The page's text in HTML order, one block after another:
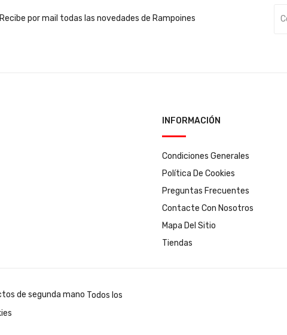
Recibe por mail todas las novedades de Rampoines
INFORMACIÓN
Condiciones Generales
Política De Cookies
Preguntas Frecuentes
Contacte Con Nosotros
Mapa Del Sitio
Tiendas
Todos los